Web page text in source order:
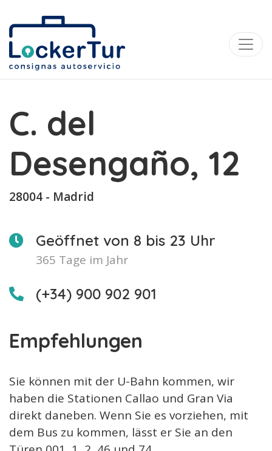
C. del
Desengaño, 12
28004 - Madrid
Geöffnet von 8 bis 23 Uhr
365 Tage im Jahr
(+34) 900 902 901
Empfehlungen
Sie können mit der U-Bahn kommen, wir
haben die Stationen Callao und Gran Via
direkt daneben. Wenn Sie es vorziehen, mit
dem Bus zu kommen, lässt er Sie an den